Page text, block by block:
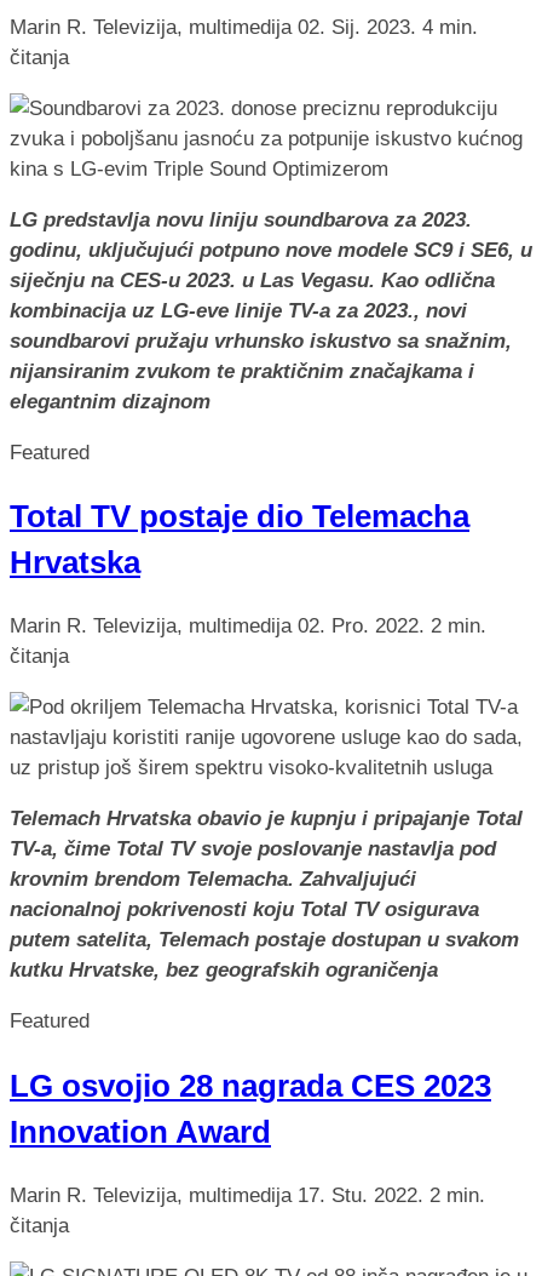
Marin R. Televizija, multimedija 02. Sij. 2023. 4 min.
čitanja
LG predstavlja novu liniju soundbarova za 2023.
godinu, uključujući potpuno nove modele SC9 i SE6, u
siječnju na CES-u 2023. u Las Vegasu. Kao odlična
kombinacija uz LG-eve linije TV-a za 2023., novi
soundbarovi pružaju vrhunsko iskustvo sa snažnim,
nijansiranim zvukom te praktičnim značajkama i
elegantnim dizajnom
Featured
Total TV postaje dio Telemacha
Hrvatska
Marin R. Televizija, multimedija 02. Pro. 2022. 2 min.
čitanja
Telemach Hrvatska obavio je kupnju i pripajanje Total
TV-a, čime Total TV svoje poslovanje nastavlja pod
krovnim brendom Telemacha. Zahvaljujući
nacionalnoj pokrivenosti koju Total TV osigurava
putem satelita, Telemach postaje dostupan u svakom
kutku Hrvatske, bez geografskih ograničenja
Featured
LG osvojio 28 nagrada CES 2023
Innovation Award
Marin R. Televizija, multimedija 17. Stu. 2022. 2 min.
čitanja